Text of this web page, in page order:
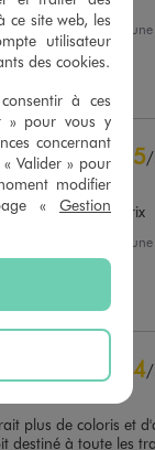
07/08/2026 , suite à
parNoemie B.
5/
vérifié et récompensé
rapport qualité prix
, suite à
parAdeline B.
4/
plus de coloris et
destiné à toute les
ce site web, les
utilisateur
des cookies.
à ces
» pour vous y
concernant
Valider » pour
modifier
« Gestion